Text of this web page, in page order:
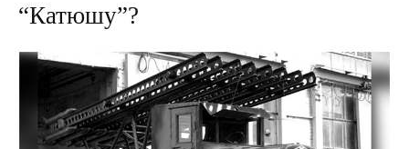
“Катюшу”?